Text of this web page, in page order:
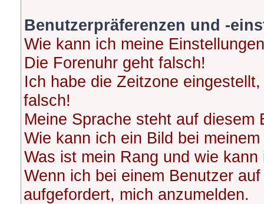
Benutzerpräferenzen und -
Wie kann ich meine
Die Forenuhr geht falsch!
Ich habe die Zeitzone
falsch!
Meine Sprache steht auf diesem
Wie kann ich ein Bild bei
Was ist mein Rang und wie
Wenn ich bei einem Benutzer
aufgefordert, mich anzumelden.